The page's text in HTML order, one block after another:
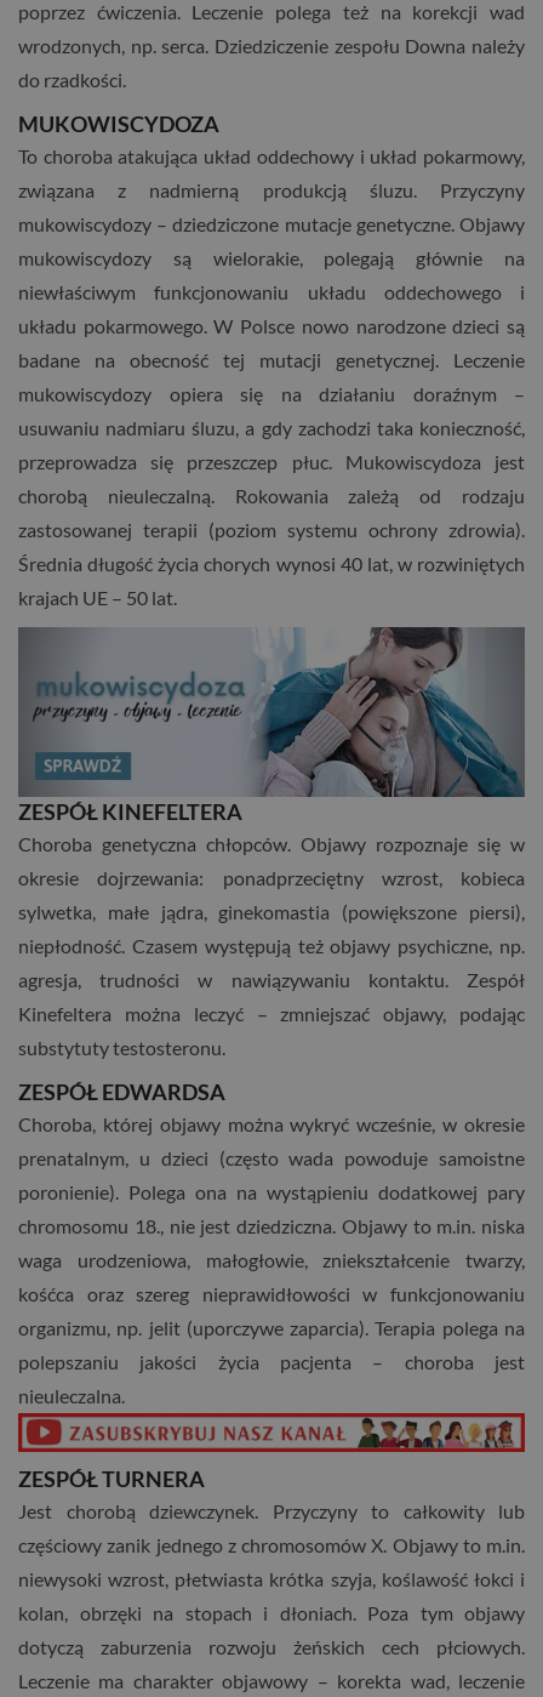
poprzez ćwiczenia. Leczenie polega też na korekcji wad
wrodzonych, np. serca. Dziedziczenie zespołu Downa należy
do rzadkości.
MUKOWISCYDOZA
To choroba atakująca układ oddechowy i układ pokarmowy,
związana z nadmierną produkcją śluzu. Przyczyny
mukowiscydozy – dziedziczone mutacje genetyczne. Objawy
mukowiscydozy są wielorakie, polegają głównie na
niewłaściwym funkcjonowaniu układu oddechowego i
układu pokarmowego. W Polsce nowo narodzone dzieci są
badane na obecność tej mutacji genetycznej. Leczenie
mukowiscydozy opiera się na działaniu doraźnym –
usuwaniu nadmiaru śluzu, a gdy zachodzi taka konieczność,
przeprowadza się przeszczep płuc. Mukowiscydoza jest
chorobą nieuleczalną. Rokowania zależą od rodzaju
zastosowanej terapii (poziom systemu ochrony zdrowia).
Średnia długość życia chorych wynosi 40 lat, w rozwiniętych
krajach UE – 50 lat.
ZESPÓŁ KINEFELTERA
Choroba genetyczna chłopców. Objawy rozpoznaje się w
okresie dojrzewania: ponadprzeciętny wzrost, kobieca
sylwetka, małe jądra, ginekomastia (powiększone piersi),
niepłodność. Czasem występują też objawy psychiczne, np.
agresja, trudności w nawiązywaniu kontaktu. Zespół
Kinefeltera można leczyć – zmniejszać objawy, podając
substytuty testosteronu.
ZESPÓŁ EDWARDSA
Choroba, której objawy można wykryć wcześnie, w okresie
prenatalnym, u dzieci (często wada powoduje samoistne
poronienie). Polega ona na wystąpieniu dodatkowej pary
chromosomu 18., nie jest dziedziczna. Objawy to m.in. niska
waga urodzeniowa, małogłowie, zniekształcenie twarzy,
kośćca oraz szereg nieprawidłowości w funkcjonowaniu
organizmu, np. jelit (uporczywe zaparcia). Terapia polega na
polepszaniu jakości życia pacjenta – choroba jest
nieuleczalna.
ZESPÓŁ TURNERA
Jest chorobą dziewczynek. Przyczyny to całkowity lub
częściowy zanik jednego z chromosomów X. Objawy to m.in.
niewysoki wzrost, płetwiasta krótka szyja, koślawość łokci i
kolan, obrzęki na stopach i dłoniach. Poza tym objawy
dotyczą zaburzenia rozwoju żeńskich cech płciowych.
Leczenie ma charakter objawowy – korekta wad, leczenie